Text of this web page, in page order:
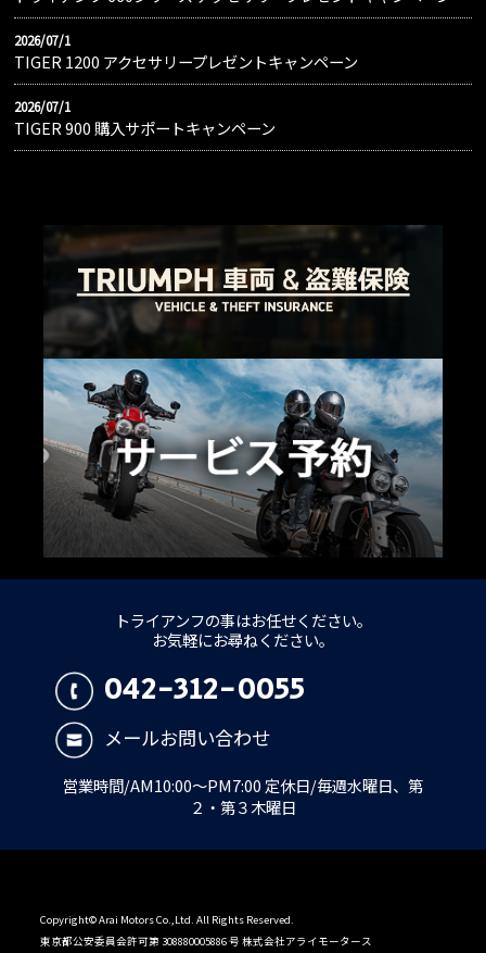
2026/07/1
TIGER 1200 アクセサリープレゼントキャンペーン
2026/07/1
TIGER 900 購入サポートキャンペーン
トライアンフの事はお任せください。
お気軽にお尋ねください。
042-312-0055
メールお問い合わせ
営業時間/AM10:00～PM7:00 定休日/毎週水曜日、第
２・第３木曜日
Copyright© Arai Motors Co.,Ltd. All Rights Reserved.
東京都公安委員会許可第 308880005886 号 株式会社アライモータース